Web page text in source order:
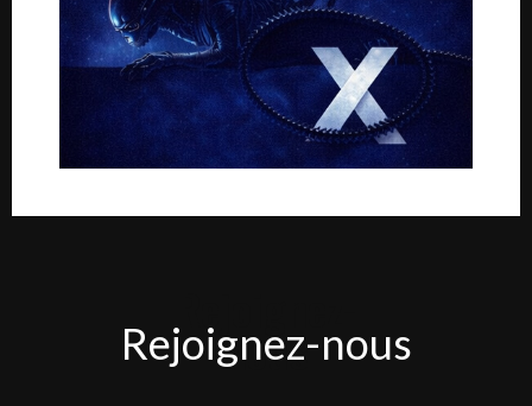
nous
Rejoignez-nous